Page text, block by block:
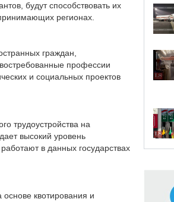
будут способствовать их
регионах.
граждан,
профессии
и социальных проектов
трудоустройства на
высокий уровень
в данных государствах
квотирования и